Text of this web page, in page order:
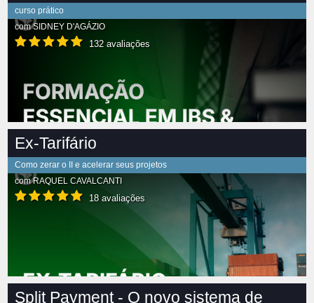
curso prático
comSIDNEY D'AGÁZIO
132 avaliações
Ex-Tarifário
Como zerar o II e acelerar seus projetos
comRAQUEL CAVALCANTI
18 avaliações
Split Payment - O novo sistema de